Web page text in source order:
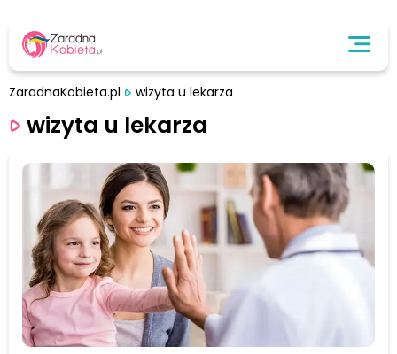
ZaradnaKobieta.pl wizyta u lekarza
wizyta u lekarza